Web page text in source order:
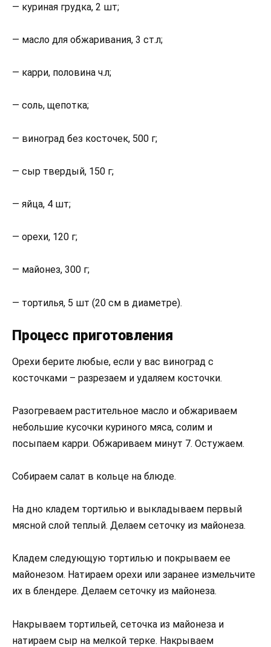
— куриная грудка, 2 шт;
— масло для обжаривания, 3 ст.л;
— карри, половина ч.л;
— соль, щепотка;
— виноград без косточек, 500 г;
— сыр твердый, 150 г;
— яйца, 4 шт;
— орехи, 120 г;
— майонез, 300 г;
— тортилья, 5 шт (20 см в диаметре).
Процесс приготовления
Орехи берите любые, если у вас виноград с
косточками – разрезаем и удаляем косточки.
Разогреваем растительное масло и обжариваем
небольшие кусочки куриного мяса, солим и
посыпаем карри. Обжариваем минут 7. Остужаем.
Собираем салат в кольце на блюде.
На дно кладем тортилью и выкладываем первый
мясной слой теплый. Делаем сеточку из майонеза.
Кладем следующую тортилью и покрываем ее
майонезом. Натираем орехи или заранее измельчите
их в блендере. Делаем сеточку из майонеза.
Накрываем тортильей, сеточка из майонеза и
натираем сыр на мелкой терке. Накрываем